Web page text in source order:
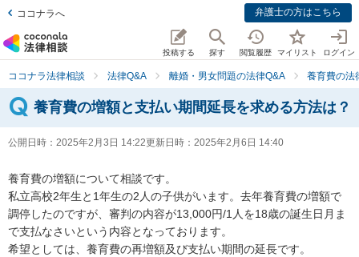
ココナラへ 弁護士の方はこちら
投稿する 探す 閲覧履歴 マイリスト ログイン
ココナラ法律相談 法律Q&A 離婚・男女問題の法律Q&A 養育費の法
養育費の増額と支払い期間延長を求める方法は？
公開日時： 2025年2月3日 14:22更新日時： 2025年2月6日 14:40
養育費の増額について相談です。
私立高校2年生と1年生の2人の子供がいます。去年養育費の増額で
調停したのですが、審判の内容が13,000円/1人を18歳の誕生日月ま
で支払なさいという内容となっております。
希望としては、養育費の再増額及び支払い期間の延長です。